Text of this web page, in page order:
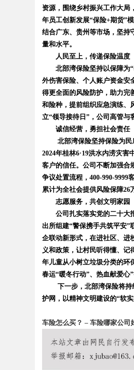
!
Bo
资源，围绕乡村振兴工作大局
年员工创新发展“保险+期货”
结合广东、贵州等市场，坚持
量和水平。
人民至上，传递保险温度
北部湾保险坚持以保障为“
外伤害保险、个人账户资金安
得更全面的风险防护，助力完
和险种，提前组织应急演练、
立“领导接待日”，公司高管与
诚信经营，勇担社会责任
北部湾保险坚持保险为民底
2024年桂林6·19洪水内涝灾
客户的信任。公司不断加强合
争议处置流程，400-990-9999
累计为全社会提供风险保障26
志愿服务，共创文明家园
公司扎实落实党的二十大报
出所组建“警保携手共筑平安
企联动新形式，在进社区、进
义和政策，让村民听得懂、
年儿童从小树立垃圾分类的环
春运“暖冬行动”、热血献爱心
下一步，北部湾保险将持续
护网，以精神文明建设的“软
车险怎么买？ – 车险哪家公司